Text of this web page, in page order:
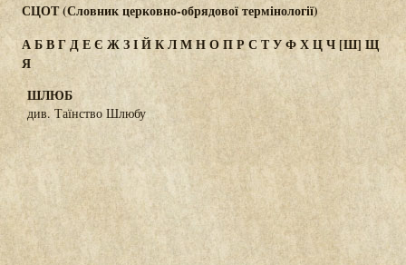
СЦОТ (Словник церковно-обрядової термінології)
АБВГДЕЄ ЖЗІЙКЛМНОПР СТУФХЦЧ[Ш] Щ
Я
ШЛЮБ
див. Таїнство Шлюбу